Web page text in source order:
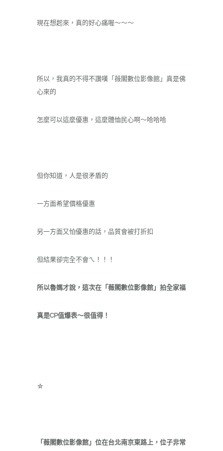
現在想起來，真的好心痛喔～～～
所以，我真的不得不讚嘆「薇閣數位影像館」真是佛
心來的
怎麼可以這麼優惠，這麼體恤民心啊～哈哈哈
但你知道，人是很矛盾的
一方面希望價格優惠
另一方面又怕優惠的話，品質會被打折扣
但結果卻完全不會ㄟ！！！
所以魯媽才說，這次在 「 薇閣數位影像館 」拍全家福
真是CP值爆表～很值得！
☆
「 薇閣數位影像館 」位在台北南京東路上，位子非常